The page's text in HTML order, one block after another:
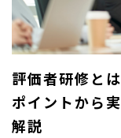
評価者研修と
ポイントから
解説